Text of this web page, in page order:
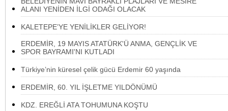
ALANI YENİDEN İLGİ ODAĞI OLACAK
KALETEPE’YE YENİLİKLER GELİYOR!
ERDEMİR, 19 MAYIS ATATÜRK'Ü ANMA, GENÇLİK VE
SPOR BAYRAMI'NI KUTLADI
Türkiye’nin küresel çelik gücü Erdemir 60 yaşında
ERDEMİR, 60. YIL İŞLETME YILDÖNÜMÜ
KDZ. EREĞLİ ATA TOHUMUNA KOŞTU